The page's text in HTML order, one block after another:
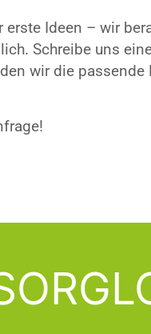
Ideen – wir
Schreibe uns
wir die passende